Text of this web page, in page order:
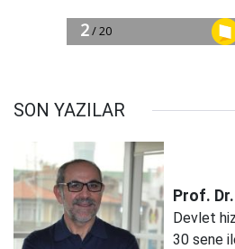
SON YAZILAR
Prof.
Devlet
30 sene